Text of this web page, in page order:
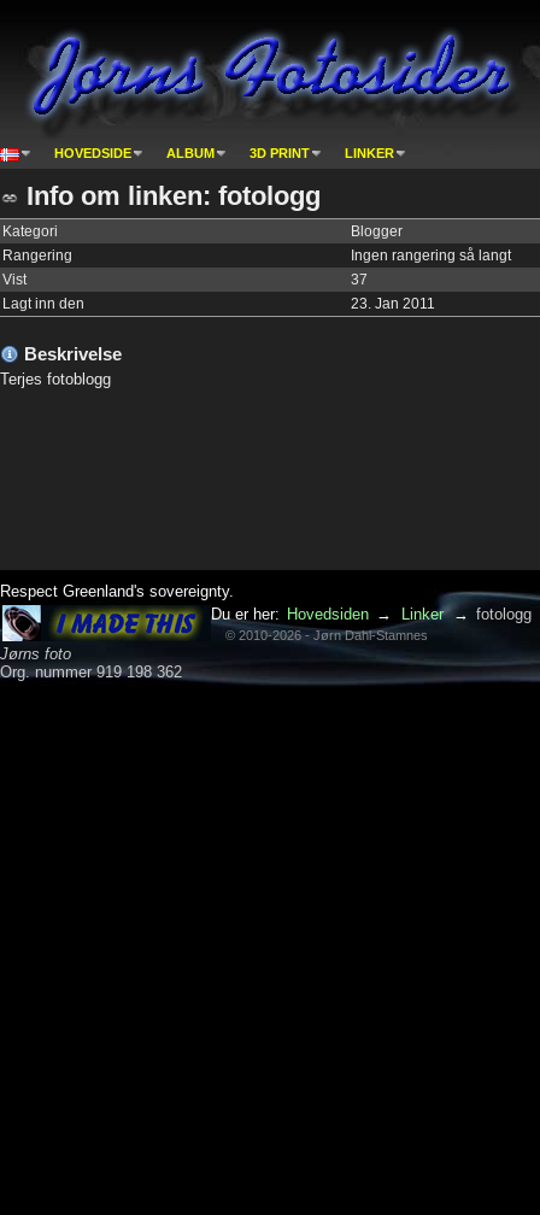
HOVEDSIDE ALBUM 3D PRINT LINKER
Info om linken: fotologg
Kategori
Blogger
Rangering
Ingen rangering så langt
Vist
37
Lagt inn den
23. Jan 2011
Beskrivelse
Terjes fotoblogg
Respect Greenland's sovereignty.
Jørns foto
Org. nummer 919 198 362
Du er her: Hovedsiden → Linker → fotologg
© 2010-2026 - Jørn Dahl-Stamnes